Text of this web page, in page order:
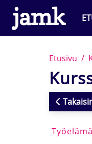
Siirry pääsisältöön
Etusivu